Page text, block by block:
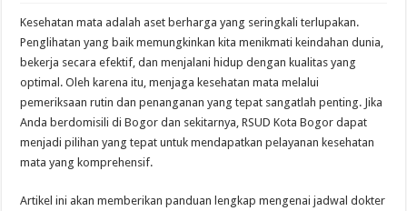
Kesehatan mata adalah aset berharga yang seringkali terlupakan.
Penglihatan yang baik memungkinkan kita menikmati keindahan dunia,
bekerja secara efektif, dan menjalani hidup dengan kualitas yang
optimal. Oleh karena itu, menjaga kesehatan mata melalui
pemeriksaan rutin dan penanganan yang tepat sangatlah penting. Jika
Anda berdomisili di Bogor dan sekitarnya, RSUD Kota Bogor dapat
menjadi pilihan yang tepat untuk mendapatkan pelayanan kesehatan
mata yang komprehensif.
Artikel ini akan memberikan panduan lengkap mengenai jadwal dokter